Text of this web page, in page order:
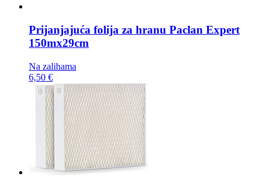
Prijanjajuća folija za hranu Paclan Expert
150mx29cm
Na zalihama
6,50 €